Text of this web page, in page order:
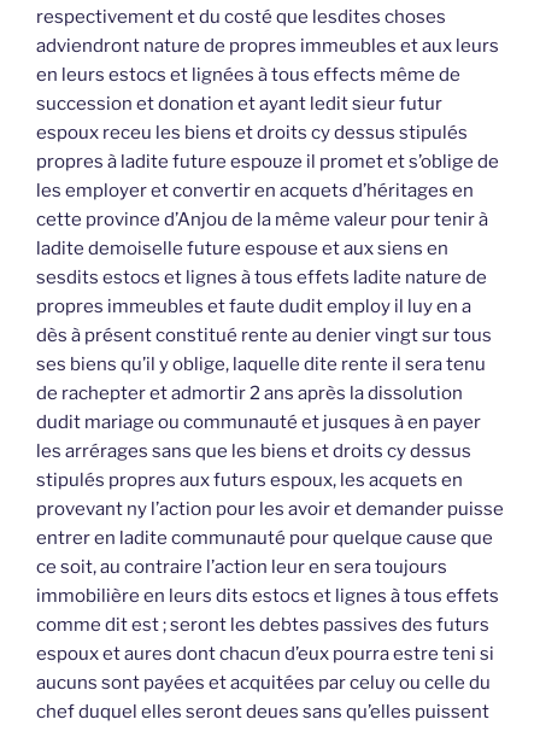
respectivement et du costé que lesdites choses
adviendront nature de propres immeubles et aux leurs
en leurs estocs et lignées à tous effects même de
succession et donation et ayant ledit sieur futur
espoux receu les biens et droits cy dessus stipulés
propres à ladite future espouze il promet et s’oblige de
les employer et convertir en acquets d’héritages en
cette province d’Anjou de la même valeur pour tenir à
ladite demoiselle future espouse et aux siens en
sesdits estocs et lignes à tous effets ladite nature de
propres immeubles et faute dudit employ il luy en a
dès à présent constitué rente au denier vingt sur tous
ses biens qu’il y oblige, laquelle dite rente il sera tenu
de rachepter et admortir 2 ans après la dissolution
dudit mariage ou communauté et jusques à en payer
les arrérages sans que les biens et droits cy dessus
stipulés propres aux futurs espoux, les acquets en
provevant ny l’action pour les avoir et demander puisse
entrer en ladite communauté pour quelque cause que
ce soit, au contraire l’action leur en sera toujours
immobilière en leurs dits estocs et lignes à tous effets
comme dit est ; seront les debtes passives des futurs
espoux et aures dont chacun d’eux pourra estre teni si
aucuns sont payées et acquitées par celuy ou celle du
chef duquel elles seront deues sans qu’elles puissent